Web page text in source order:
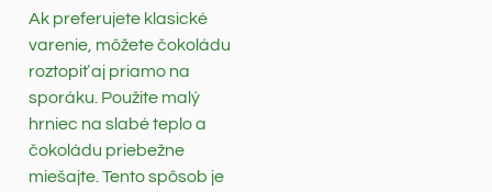
Ak preferujete klasické
varenie, môžete čokoládu
roztopiť aj priamo na
sporáku. Použite malý
hrniec na slabé teplo a
čokoládu priebežne
miešajte. Tento spôsob je